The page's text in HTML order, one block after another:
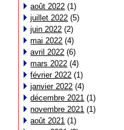
août 2022 (1)
juillet 2022 (5)
juin 2022 (2)
mai 2022 (4)
avril 2022 (6)
mars 2022 (4)
février 2022 (1)
janvier 2022 (4)
décembre 2021 (1)
novembre 2021 (1)
août 2021 (1)